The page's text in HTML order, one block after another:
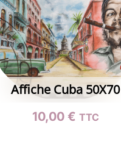
Affiche Cuba 50X70
10,00 € TTC